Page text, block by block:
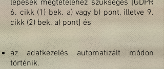
lépések megtételéhez szükséges [GDPR
6. cikk (1) bek. a) vagy b) pont, illetve 9.
cikk (2) bek. a) pont] és
az adatkezelés automatizált módon
történik.